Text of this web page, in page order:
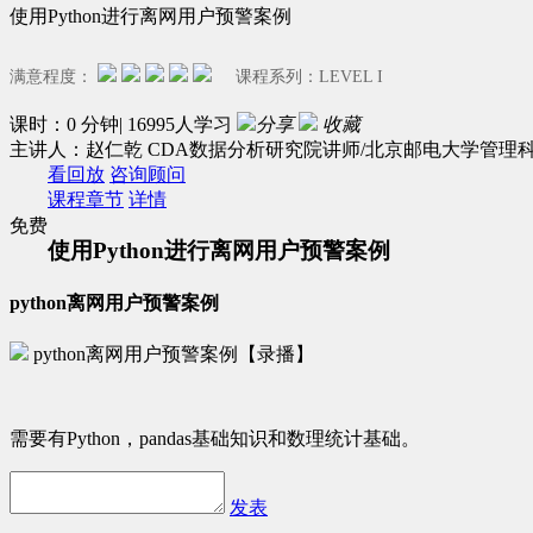
使用Python进行离网用户预警案例
满意程度： 课程系列： LEVEL I
课时：0 分钟| 16995人学习 分享
收藏
主讲人：赵仁乾 CDA数据分析研究院讲师/北京邮电大学管理
免费
看回放 咨询顾问
课程章节 详情
使用Python进行离网用户预警案例
python离网用户预警案例
python离网用户预警案例【录播】
需要有Python，pandas基础知识和数理统计基础。
发表